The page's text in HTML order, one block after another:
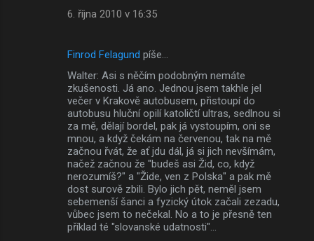
6. října 2010 v 16:35
Finrod Felagund píše…
Walter: Asi s něčím podobným nemáte
zkušenosti. Já ano. Jednou jsem takhle jel
večer v Krakově autobusem, přistoupí do
autobusu hluční opilí katoličtí ultras, sedlnou si
za mě, dělají bordel, pak já vystoupím, oni se
mnou, a když čekám na červenou, tak na mě
začnou řvát, že ať jdu dál, já si jich nevšímám,
načež začnou že "budeš asi Žid, co, když
nerozumíš?" a "Žide, ven z Polska" a pak mě
dost surově zbili. Bylo jich pět, neměl jsem
sebemenší šanci a fyzický útok začali zezadu,
vůbec jsem to nečekal. No a to je přesně ten
příklad té "slovanské udatnosti"...